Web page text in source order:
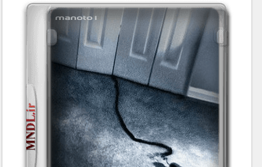
سازه/ معماری/ مهندسی
سرگرمی
شناخت کودکان
علم و فناوری
فرهنگ / هنر
کیهان / نجوم
گردشگری